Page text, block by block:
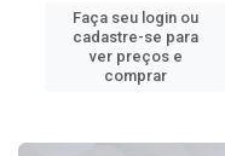
Faça seu login ou
cadastre-se para
ver preços e
comprar